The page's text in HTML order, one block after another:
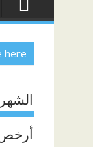
here
أرخص